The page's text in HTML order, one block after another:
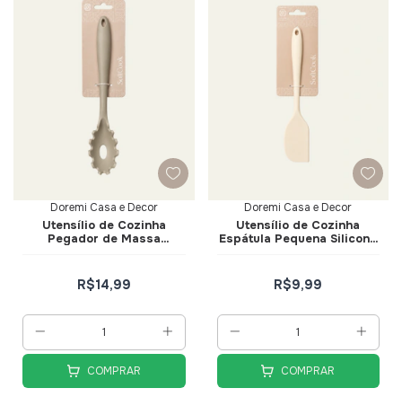
Doremi Casa e Decor
Utensílio de Cozinha
Pegador de Massa
R$14,99
COMPRAR
Doremi Casa e Decor
Utensílio de Cozinha
Espátula Pequena Silicone
R$9,99
COMPRAR